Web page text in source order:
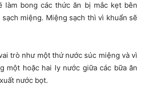
làm bong các thức ăn bị mắc kẹt bên
miệng. Miệng sạch thì vì khuẩn sẽ
trò như một thứ nước súc miệng và vì
một hoặc hai ly nước giữa các bữa ăn
nước bọt.